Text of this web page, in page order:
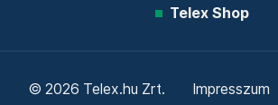
Telex Shop
© 2026 Telex.hu Zrt. Impresszum